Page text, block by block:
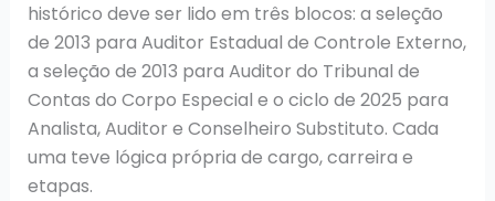
histórico deve ser lido em três blocos: a seleção
de 2013 para Auditor Estadual de Controle Externo,
a seleção de 2013 para Auditor do Tribunal de
Contas do Corpo Especial e o ciclo de 2025 para
Analista, Auditor e Conselheiro Substituto. Cada
uma teve lógica própria de cargo, carreira e
etapas.